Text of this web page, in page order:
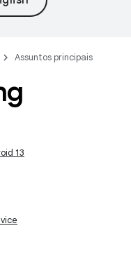
Assuntos principais
13